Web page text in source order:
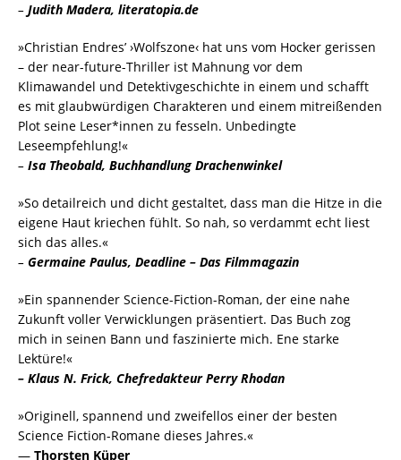
– Judith Madera, literatopia.de
»Christian Endres’ ›Wolfszone‹ hat uns vom Hocker gerissen
– der near-future-Thriller ist Mahnung vor dem
Klimawandel und Detektivgeschichte in einem und schafft
es mit glaubwürdigen Charakteren und einem mitreißenden
Plot seine Leser*innen zu fesseln. Unbedingte
Leseempfehlung!«
– Isa Theobald, Buchhandlung Drachenwinkel
»So detailreich und dicht gestaltet, dass man die Hitze in die
eigene Haut kriechen fühlt. So nah, so verdammt echt liest
sich das alles.«
– Germaine Paulus, Deadline – Das Filmmagazin
»Ein spannender Science-Fiction-Roman, der eine nahe
Zukunft voller Verwicklungen präsentiert. Das Buch zog
mich in seinen Bann und faszinierte mich. Ene starke
Lektüre!«
– Klaus N. Frick, Chefredakteur Perry Rhodan
»Originell, spannend und zweifellos einer der besten
Science Fiction-Romane dieses Jahres.«
― Thorsten Küper